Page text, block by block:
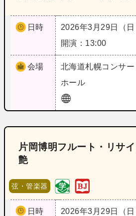
日時
2026年3月29日（日
開演：13:00
会場 北海道札幌コンサ
ホール
片岡博明フルート・リサ
艶
弦・管楽器
日時
2026年3月29日（日